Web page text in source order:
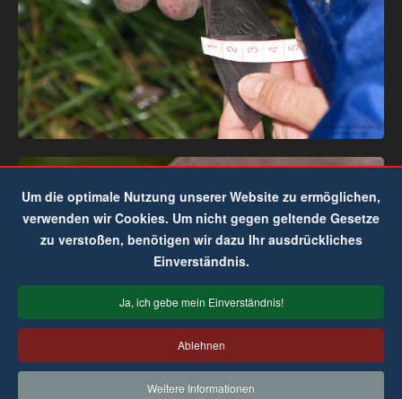
Um die optimale Nutzung unserer Website zu ermöglichen,
verwenden wir Cookies. Um nicht gegen geltende Gesetze
zu verstoßen, benötigen wir dazu Ihr ausdrückliches
Einverständnis.
Ja, ich gebe mein Einverständnis!
Ablehnen
Weitere Informationen